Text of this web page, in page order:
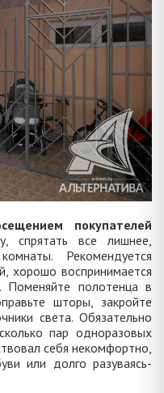
покупателей
спрятать все лишнее,
Рекомендуется
хорошо воспринимается
Поменяйте полотенца в
шторы, закройте
света. Обязательно
пар одноразовых
себя некомфортно,
или долго разуваясь-